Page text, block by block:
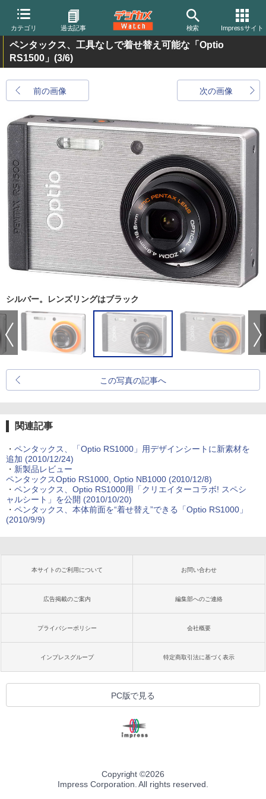
カテゴリ 過去記事 検索 Impressサイト
ペンタックス、工具なしで着せ替え可能な「Optio
RS1500」 (3/6)
前の画像 次の画像
シルバー。レンズリングはブラック
この写真の記事へ
関連記事
・ ペンタックス、「Optio RS1000」用デザインシートに新素材を
追加 (2010/12/24)
・ 新製品レビュー
ペンタックスOptio RS1000, Optio NB1000 (2010/12/8)
・ ペンタックス、Optio RS1000用「クリエイターコラボ! スペシ
ャルシート」を公開 (2010/10/20)
・ ペンタックス、本体前面を“着せ替え”できる「Optio RS1000」
(2010/9/9)
本サイトのご利用について お問い合わせ
広告掲載のご案内 編集部へのご連絡
プライバシーポリシー 会社概要
インプレスグループ 特定商取引法に基づく表示
PC版で見る
Copyright ©2026
Impress Corporation. All rights reserved.